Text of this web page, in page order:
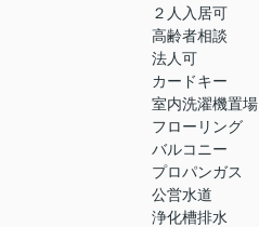
２人入居可
高齢者相談
法人可
カードキー
室内洗濯機置場
フローリング
バルコニー
プロパンガス
公営水道
浄化槽排水